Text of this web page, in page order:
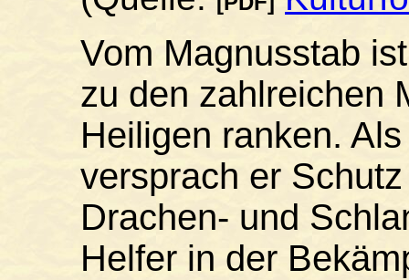
Vom Magnusstab
zu den zahlreichen
Heiligen ranken.
versprach er
Drachen- und
Helfer in der